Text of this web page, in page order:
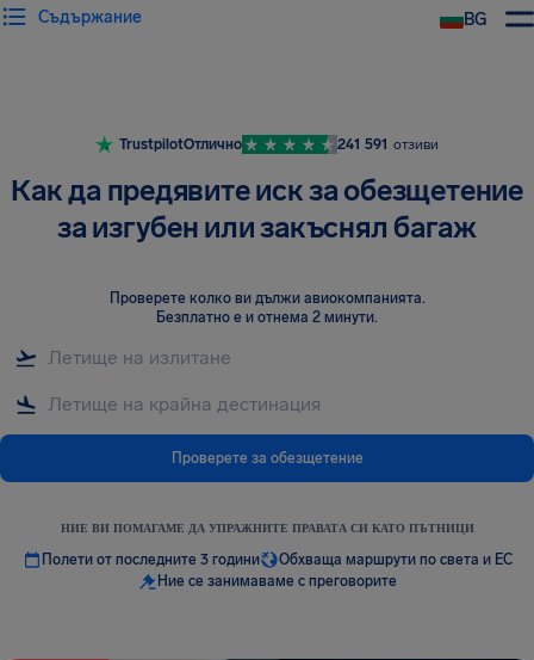
BG
Съдържание
TrustpilotОтлично 241 591 отзиви
Как да предявите иск за обезщетение
за изгубен или закъснял багаж
Проверете колко ви дължи авиокомпанията.
Безплатно е и отнема 2 минути.
Проверете за обезщетение
НИЕ ВИ ПОМАГАМЕ ДА УПРАЖНИТЕ ПРАВАТА СИ КАТО ПЪТНИЦИ
Полети от последните 3 години
Обхваща маршрути по света и ЕС
Ние се занимаваме с преговорите